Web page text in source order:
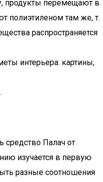
продукты перемещают в
полиэтиленом там же, т.
распространяется
интерьера: картины,
средство Палач от
изучается в первую
разные соотношения